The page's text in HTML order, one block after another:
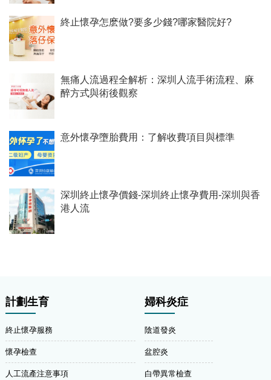
終止懷孕怎麽做?要多少錢?哪家醫院好?
無痛人流過程全解析：深圳人流手術流程、麻
醉方式與術後觀察
意外懷孕墮胎費用：了解收費項目與標準
深圳終止懷孕價錢-深圳終止懷孕費用-深圳與香
港人流
計劃生育
終止懷孕服務
懷孕檢查
人工流產注意事項
婦科炎症
陰道發炎
盆腔炎
白帶異常檢查